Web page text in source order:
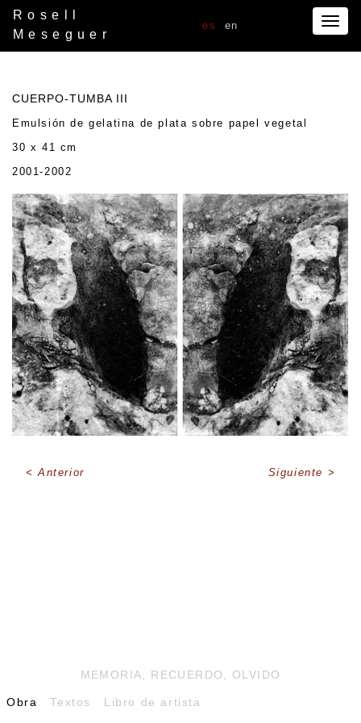
Rosell
Meseguer
es en
MEMORIA, RECUERDO, OLVIDO
Obra Textos Libro de artista
CUERPO-TUMBA III
Emulsión de gelatina de plata sobre papel vegetal
30 x 41 cm
2001-2002
Anterior Siguiente